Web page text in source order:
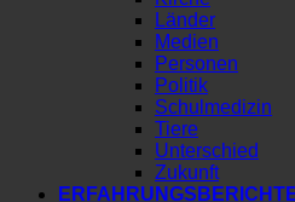
Länder
Medien
Personen
Politik
Schulmedizin
Tiere
Unterschied
Zukunft